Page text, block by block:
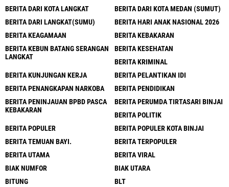
BERITA DARI KOTA LANGKAT
BERITA DARI KOTA MEDAN (SUMUT)
BERITA DARI LANGKAT(SUMU)
BERITA HARI ANAK NASIONAL 2026
BERITA KEAGAMAAN
BERITA KEBAKARAN
BERITA KEBUN BATANG SERANGAN
LANGKAT
BERITA KESEHATAN
BERITA KRIMINAL
BERITA KUNJUNGAN KERJA
BERITA PELANTIKAN IDI
BERITA PENANGKAPAN NARKOBA
BERITA PENDIDIKAN
BERITA PENINJAUAN BPBD PASCA
KEBAKARAN
BERITA PERUMDA TIRTASARI BINJAI
BERITA POLITIK
BERITA POPULER
BERITA POPULER KOTA BINJAI
BERITA TEMUAN BAYI.
BERITA TERPOPULER
BERITA UTAMA
BERITA VIRAL
BIAK NUMFOR
BIAK UTARA
BITUNG
BLT